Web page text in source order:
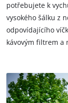
are
not
disclosed
the
website
owner
needs
potřebujete k
vysokého šálku z
odpovídajícího
kávovým filtrem a